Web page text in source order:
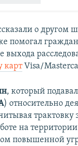
о другом
помогал
выхода
картVisa/
, который
) относительно
трактовку
на
повышенной